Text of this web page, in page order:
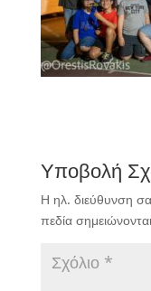
Υποβολή
Η ηλ. διεύθυνση
πεδία